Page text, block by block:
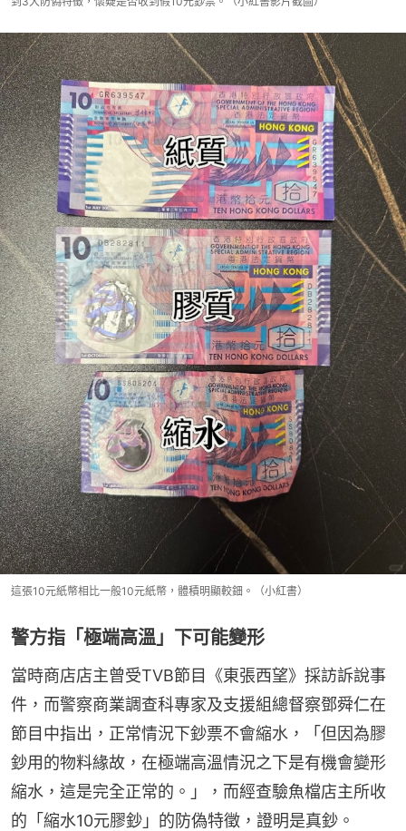
這張10元紙幣相比一般10元紙幣，體積明顯較鈿。（小紅書）
警方指「極端高溫」下可能變形
當時商店店主曾受TVB節目《東張西望》採訪訴說事
件，而警察商業調查科專家及支援組總督察鄧舜仁在
節目中指出，正常情況下鈔票不會縮水，「但因為膠
鈔用的物料緣故，在極端高溫情況之下是有機會變形
縮水，這是完全正常的。」，而經查驗魚檔店主所收
的「縮水10元膠鈔」的防偽特徵，證明是真鈔。